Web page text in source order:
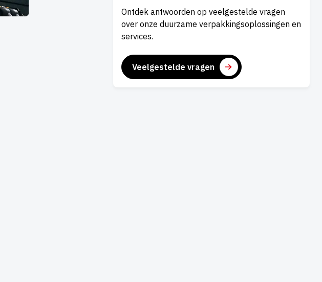
Ontdek antwoorden op veelgestelde vragen
over onze duurzame verpakkingsoplossingen en
services.
Veelgestelde vragen